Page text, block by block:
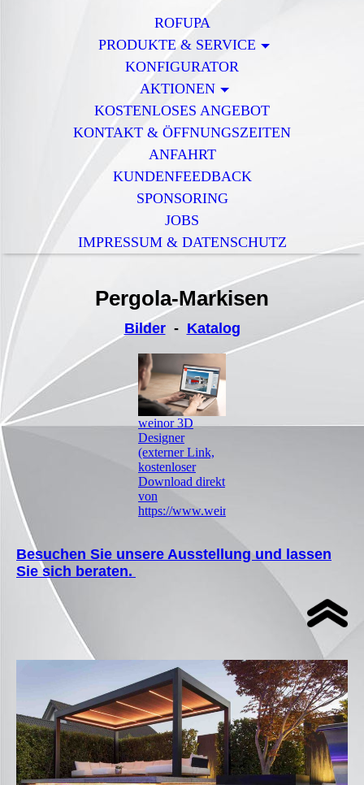
ROFUPA
PRODUKTE & SERVICE
KONFIGURATOR
AKTIONEN
KOSTENLOSES ANGEBOT
KONTAKT & ÖFFNUNGSZEITEN
ANFAHRT
KUNDENFEEDBACK
SPONSORING
JOBS
IMPRESSUM & DATENSCHUTZ
Pergola-Markisen
Bilder- Katalog
weinor 3D
Designer
(externer Link,
kostenloser
Download direkt
von
https://www.weinor.de)
Besuchen Sie unsere Ausstellung und lassen
Sie sich beraten.